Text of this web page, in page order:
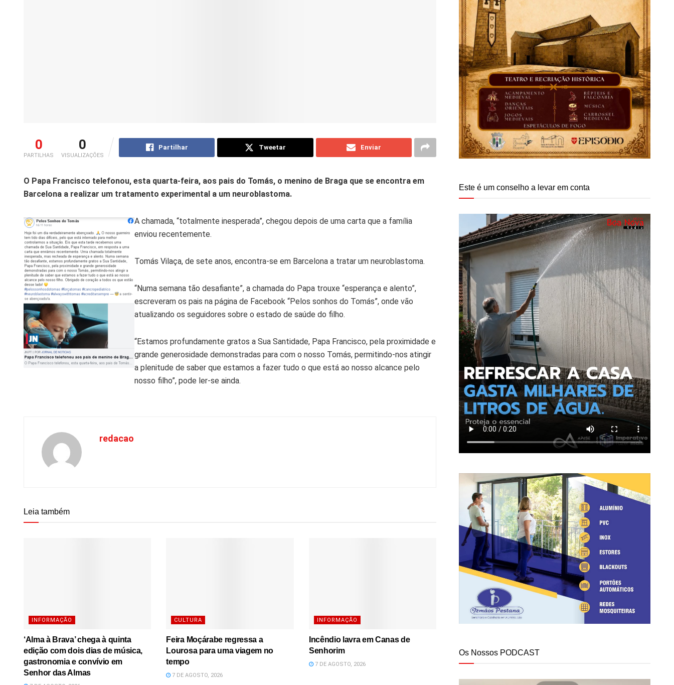
0
PARTILHAS
0
VISUALIZAÇÕES
Partilhar Tweetar Enviar
O Papa Francisco telefonou, esta quarta-feira, aos pais do Tomás, o menino de Braga que se encontra em
Barcelona a realizar um tratamento experimental a um neuroblastoma.
A chamada, “totalmente inesperada”, chegou depois de uma carta que a família
enviou recentemente.
Tomás Vilaça, de sete anos, encontra-se em Barcelona a tratar um neuroblastoma.
“Numa semana tão desafiante”, a chamada do Papa trouxe “esperança e alento”,
escreveram os pais na página de Facebook “Pelos sonhos do Tomás”, onde vão
atualizando os seguidores sobre o estado de saúde do filho.
“Estamos profundamente gratos a Sua Santidade, Papa Francisco, pela proximidade e
grande generosidade demonstradas para com o nosso Tomás, permitindo-nos atingir
a plenitude de saber que estamos a fazer tudo o que está ao nosso alcance pelo
nosso filho”, pode ler-se ainda.
redacao
Leia também
INFORMAÇÃO
‘Alma à Brava’ chega à quinta
edição com dois dias de música,
gastronomia e convívio em
Senhor das Almas
CULTURA
Feira Moçárabe regressa a
Lourosa para uma viagem no
tempo
7 DE AGOSTO, 2026
INFORMAÇÃO
Incêndio lavra em Canas de
Senhorim
7 DE AGOSTO, 2026
Este é um conselho a levar em conta
Os Nossos PODCAST